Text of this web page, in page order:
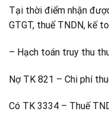
Tại thời điểm nhận
GTGT, thuế TNDN, kế
– Hạch toán truy thu
Nợ TK 821 – Chi phí
Có TK 3334 – Thuế